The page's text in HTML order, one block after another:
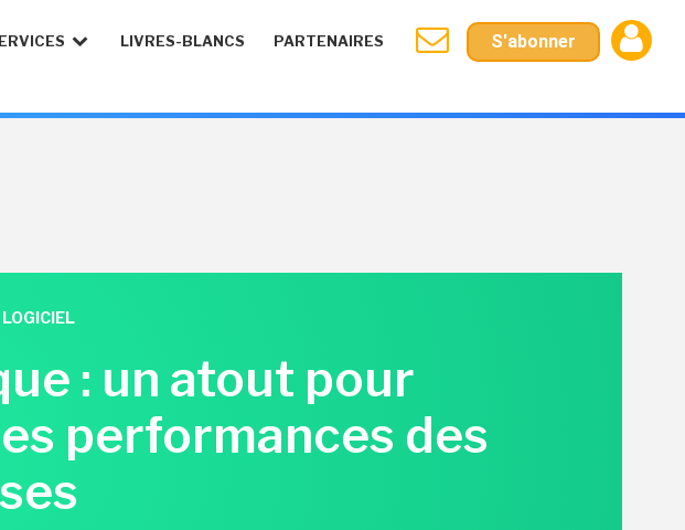
LIVRES-BLANCS PARTENAIRES S'abonner
LOGICIEL
: un atout pour
performances des